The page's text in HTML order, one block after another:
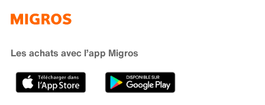
Cumulus
Recherche de magasin
iMpuls
Banque Migros
Développement durable
Carrière
Sponsoring
Médias
Les achats avec l’app Migros